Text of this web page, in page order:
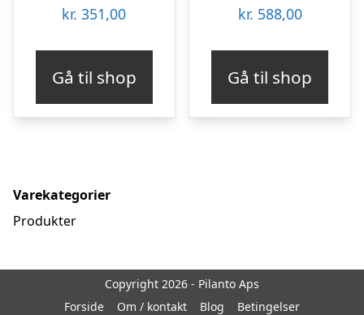
kr. 351,00
Gå til shop
kr. 588,00
Gå til shop
Varekategorier
Produkter
Copyright 2026 - Pilanto Aps
Forside
Om / kontakt Blog Betingelser